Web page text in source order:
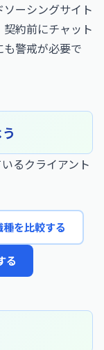
ーシングサイト
約前にチャット
警戒が必要で
るクライアント
を比較する
る